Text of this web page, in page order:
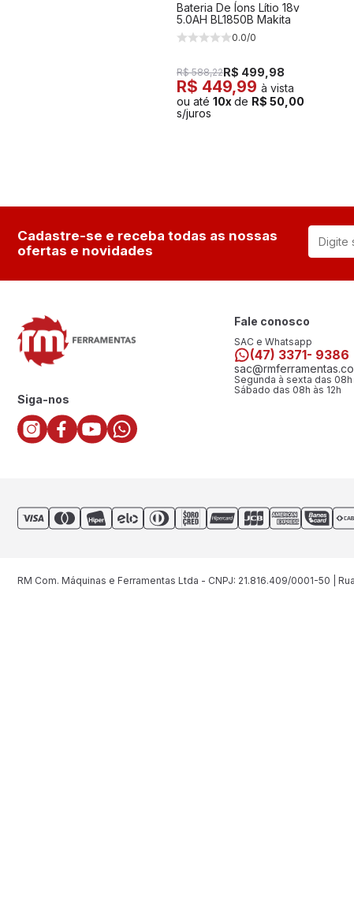
Bateria De Íons Lítio 18v
5.0AH BL1850B Makita
0.0/0
R$ 588,22R$ 499,98
R$ 449,99 à vista
ou até 10x de R$ 50,00
s/juros
Cadastre-se e receba todas as nossas
ofertas e novidades
Siga-nos
Fale conosco
SAC e Whatsapp
(47) 3371- 9386
Segunda à sexta das 08h
Sábado das 08h às 12h
RM Com. Máquinas e Ferramentas Ltda - CNPJ: 21.816.409/0001-50 |